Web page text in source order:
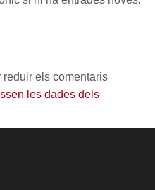
els comentaris
les dades dels